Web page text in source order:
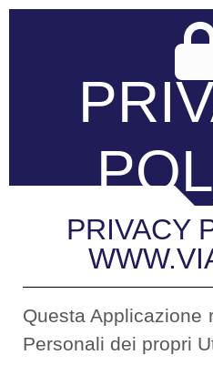
PRIVACY
Questa Applicazione
Personali dei propri